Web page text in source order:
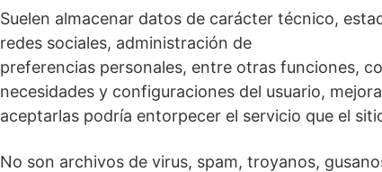
Suelen almacenar datos de carácter técnico,
redes sociales, administración de
preferencias personales, entre otras funciones,
necesidades y configuraciones del usuario,
aceptarlas podría entorpecer el servicio que el
No son archivos de virus, spam, troyanos,